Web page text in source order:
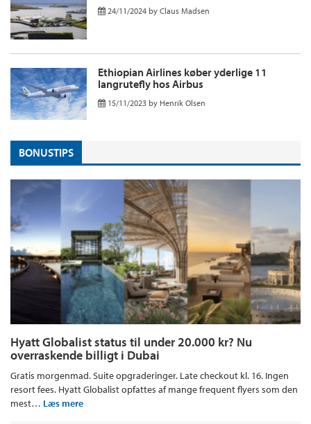
24/11/2024 by Claus Madsen
Ethiopian Airlines køber yderlige 11
langrutefly hos Airbus
15/11/2023 by Henrik Olsen
BONUSTIPS
Hyatt Globalist status til under 20.000 kr? Nu
overraskende billigt i Dubai
Gratis morgenmad. Suite opgraderinger. Late checkout kl. 16. Ingen
resort fees. Hyatt Globalist opfattes af mange frequent flyers som den
mest… Læs mere